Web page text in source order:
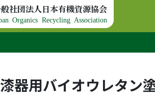
社団法人日本有機資源協会
Organics Recycling Association
器用バイオウレタン